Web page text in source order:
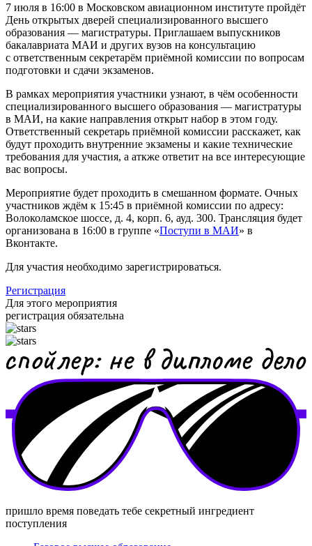
7 июля в 16:00 в Московском авиационном институте пройдёт
День открытых дверей специализированного высшего
образования — магистратуры. Приглашаем выпускников
бакалавриата МАИ и других вузов на консультацию
с ответственным секретарём приёмной комиссии по вопросам
подготовки и сдачи экзаменов.
В рамках мероприятия участники узнают, в чём особенности
специализированного высшего образования — магистратуры
в МАИ, на какие направления открыт набор в этом году.
Ответственный секретарь приёмной комиссии расскажет, как
будут проходить внутренние экзамены и какие технические
требования для участия, а аткже ответит на все интересующие
вас вопросы.
Мероприятие будет проходить в смешанном формате. Очных
участников ждём к 15:45 в приёмной комиссии по адресу:
Волоколамское шоссе, д. 4, корп. 6, ауд. 300. Трансляция будет
организована в 16:00 в группе «Поступи в МАИ» в
Вконтакте.
Для участия необходимо зарегистрироваться.
Регистрация
Для этого мероприятия
регистрация обязательна
пришло время поведать тебе секретный ингредиент
поступления